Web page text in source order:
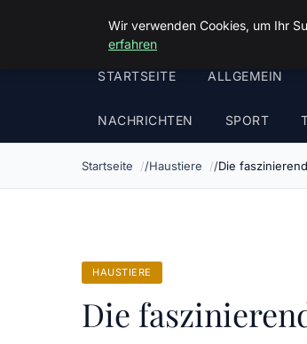
Malzminden
STARTSEITE ALLGEMEIN
NACHRICHTEN SPORT
Startseite Haustiere Die
HAUSTIERE
Die
Wir verwenden Cookies, um Ihr
erfahren